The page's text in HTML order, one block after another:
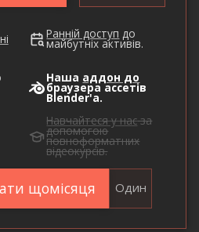
Ранній доступ до
майбутніх активів.
Наша аддон до
браузера ассетів
Blender'а.
Навчайтеся у насза
допомогою
повноформатних
відеокурсів.
щомісяця Один